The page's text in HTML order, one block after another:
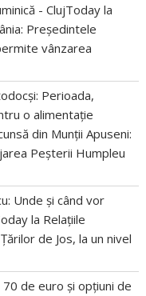
- ClujToday la
Președintele
vânzarea
Perioada,
o alimentație
din Munții Apuseni:
Peșterii Humpleu
Unde și când vor
la Relațiile
de Jos, la un nivel
de euro și opțiuni de